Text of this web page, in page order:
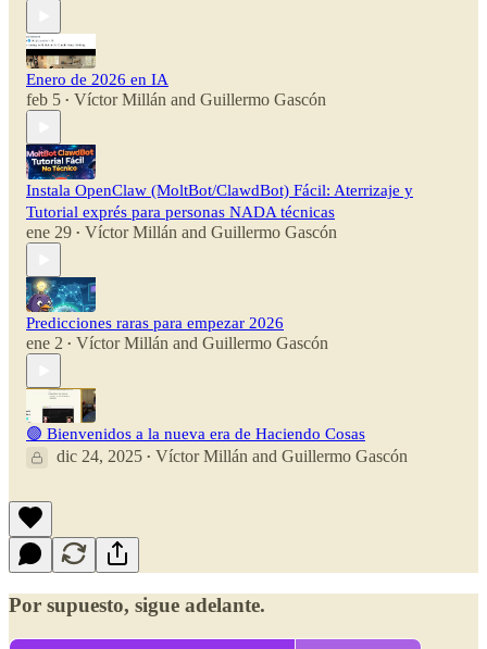
Enero de 2026 en IA
feb 5 • Víctor Millán and Guillermo Gascón
Instala OpenClaw (MoltBot/ClawdBot) Fácil: Aterrizaje y
Tutorial exprés para personas NADA técnicas
ene 29 • Víctor Millán and Guillermo Gascón
Predicciones raras para empezar 2026
ene 2 • Víctor Millán and Guillermo Gascón
🟣 Bienvenidos a la nueva era de Haciendo Cosas
dic 24, 2025 • Víctor Millán and Guillermo Gascón
Por supuesto, sigue adelante.